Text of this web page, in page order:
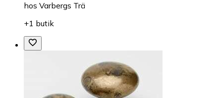
hos Varbergs Trä
+1 butik